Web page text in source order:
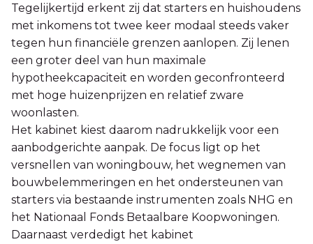
Tegelijkertijd erkent zij dat starters en huishoudens
met inkomens tot twee keer modaal steeds vaker
tegen hun financiële grenzen aanlopen. Zij lenen
een groter deel van hun maximale
hypotheekcapaciteit en worden geconfronteerd
met hoge huizenprijzen en relatief zware
woonlasten.
Het kabinet kiest daarom nadrukkelijk voor een
aanbodgerichte aanpak. De focus ligt op het
versnellen van woningbouw, het wegnemen van
bouwbelemmeringen en het ondersteunen van
starters via bestaande instrumenten zoals NHG en
het Nationaal Fonds Betaalbare Koopwoningen.
Daarnaast verdedigt het kabinet